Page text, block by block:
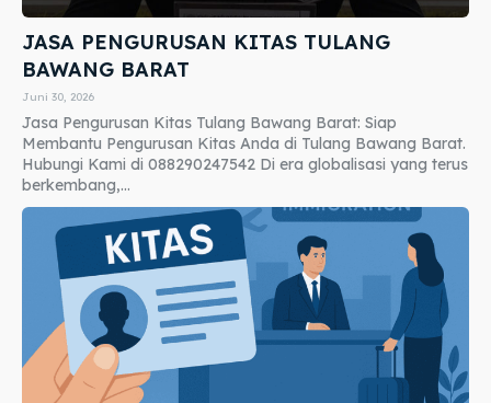
JASA PENGURUSAN KITAS TULANG
BAWANG BARAT
Juni 30, 2026
Jasa Pengurusan Kitas Tulang Bawang Barat: Siap
Membantu Pengurusan Kitas Anda di Tulang Bawang Barat.
Hubungi Kami di 088290247542 Di era globalisasi yang terus
berkembang,...